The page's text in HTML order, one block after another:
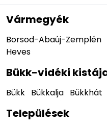
Vármegyék
Borsod-Abaúj-Zemplén
Heves
Bükk-vidéki
Bükk Bükkalja Bükkhát
Települések